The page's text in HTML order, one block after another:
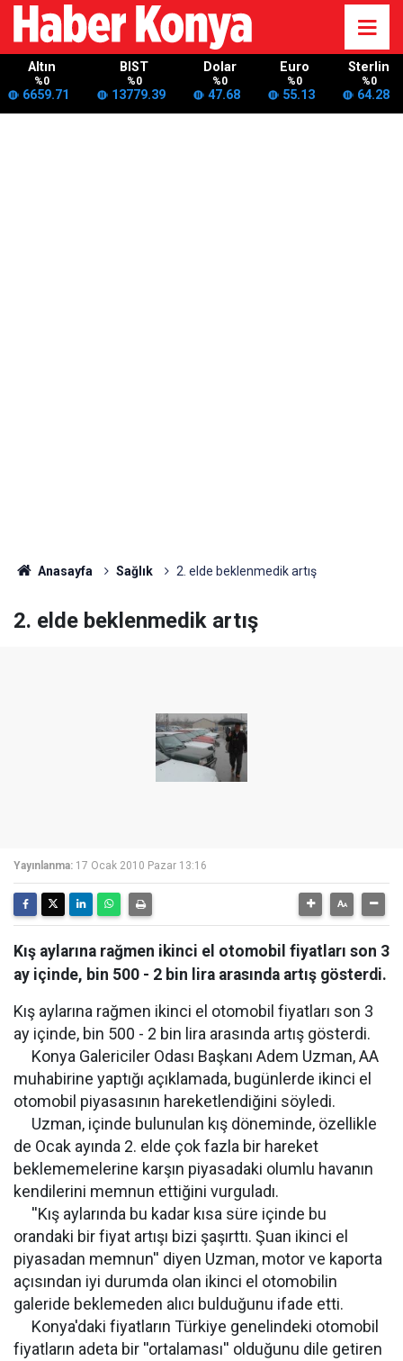
Altın
%0
6659.71
BIST
%0
13779.39
Dolar
%0
47.68
Euro
%0
55.13
Sterlin
%0
64.28
Anasayfa Sağlık 2. elde beklenmedik artış
2. elde beklenmedik artış
Yayınlanma: 17 Ocak 2010 Pazar 13:16
Kış aylarına rağmen ikinci el otomobil fiyatları son 3
ay içinde, bin 500 - 2 bin lira arasında artış gösterdi.
Kış aylarına rağmen ikinci el otomobil fiyatları son 3
ay içinde, bin 500 - 2 bin lira arasında artış gösterdi.
Konya Galericiler Odası Başkanı Adem Uzman, AA
muhabirine yaptığı açıklamada, bugünlerde ikinci el
otomobil piyasasının hareketlendiğini söyledi.
Uzman, içinde bulunulan kış döneminde, özellikle
de Ocak ayında 2. elde çok fazla bir hareket
beklememelerine karşın piyasadaki olumlu havanın
kendilerini memnun ettiğini vurguladı.
''Kış aylarında bu kadar kısa süre içinde bu
orandaki bir fiyat artışı bizi şaşırttı. Şuan ikinci el
piyasadan memnun'' diyen Uzman, motor ve kaporta
açısından iyi durumda olan ikinci el otomobilin
galeride beklemeden alıcı bulduğunu ifade etti.
Konya'daki fiyatların Türkiye genelindeki otomobil
fiyatların adeta bir ''ortalaması'' olduğunu dile getiren